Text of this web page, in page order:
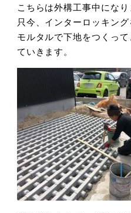
こちらは外構工事中になり
只今、インターロッキング
モルタルで下地をつくっ
ていきます。